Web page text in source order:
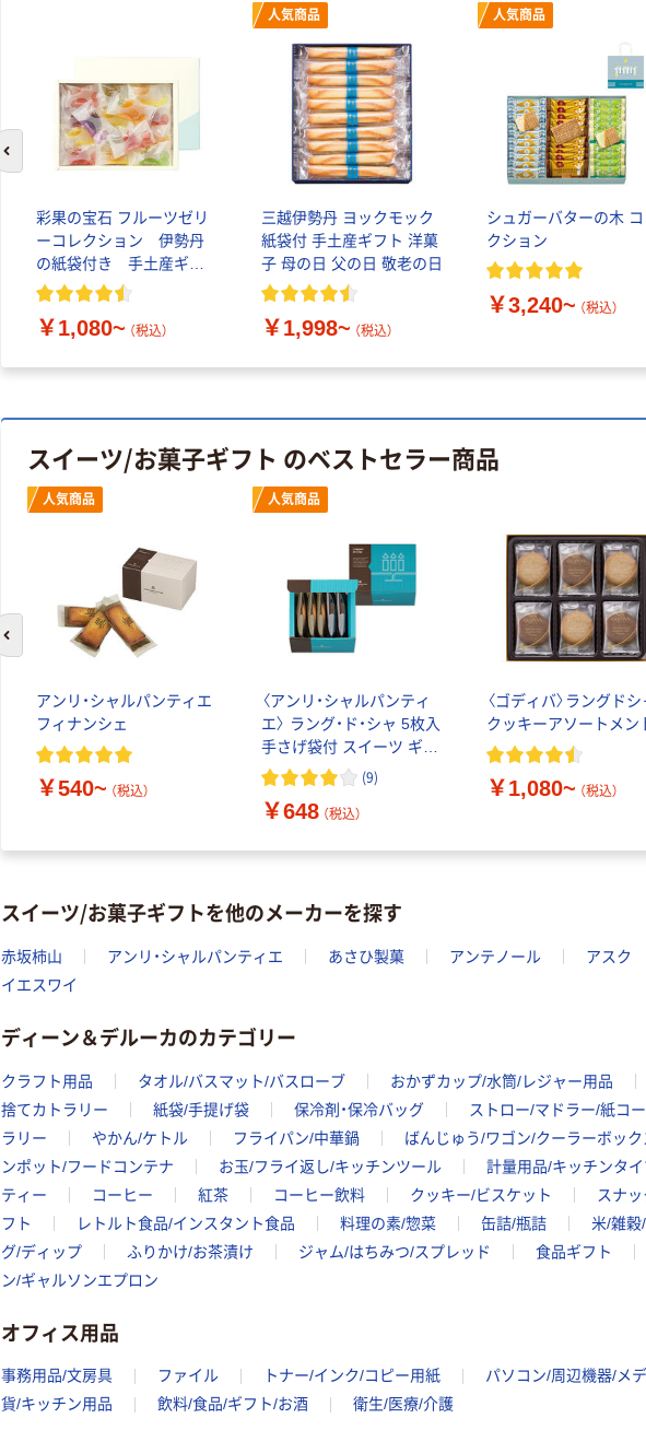
彩果の宝石 フルーツゼリ
ーコレクション 伊勢丹
の紙袋付き 手土産ギフ
ト
￥1,080~ （税込）
人気商品
三越伊勢丹 ヨックモック
紙袋付 手土産ギフト 洋菓
子 母の日 父の日 敬老の日
￥1,998~ （税込）
人気商品
シュガーバターの木 コ
クション
￥3,240~ （税込）
前のスライドへ
スイーツ/お菓子ギフト のベストセラー商品
人気商品
アンリ・シャルパンティエ
フィナンシェ
￥540~ （税込）
人気商品
〈アンリ・シャルパンティ
エ〉 ラング・ド・シャ 5枚入
手さげ袋付 スイーツ ギフ
ト 洋菓子 焼き菓子 手土産
(9)
￥648 （税込）
〈ゴディバ〉ラングドシ
クッキーアソートメン
￥1,080~ （税込）
前のスライドへ
スイーツ/お菓子ギフトを他のメーカーを探す
赤坂柿山 アンリ・シャルパンティエ あさひ製菓 アンテノール アスク
イエスワイ
ディーン＆デルーカのカテゴリー
クラフト用品 タオル/バスマット/バスローブ おかずカップ/水筒/レジャー用品
捨てカトラリー
紙袋/手提げ袋 保冷剤・保冷バッグ ストロー/マドラー/紙コ
ラリー
やかん/ケトル フライパン/中華鍋 ばんじゅう/ワゴン/クーラーボック
ンポット/フードコンテナ
お玉/フライ返し/キッチンツール 計量用品/キッチンタ
ティー
コーヒー 紅茶 コーヒー飲料 クッキー/ビスケット スナ
フト
レトルト食品/インスタント食品 料理の素/惣菜 缶詰/瓶詰 米/雑穀
グ/ディップ
ふりかけ/お茶漬け ジャム/はちみつ/スプレッド 食品ギフト
ン/ギャルソンエプロン
オフィス用品
事務用品/文房具 ファイル トナー/インク/コピー用紙 パソコン/周辺機器/メ
貨/キッチン用品
飲料/食品/ギフト/お酒 衛生/医療/介護